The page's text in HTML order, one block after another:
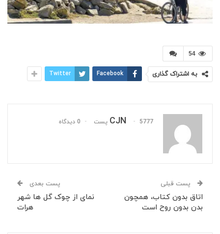
54
به اشتراک گذاری Facebook
Twitter
CJN 5777 پست 0 دیدگاه
پست قبلی
اتاق بدون کتاب، همچون
بدن بدون روح است
پست بعدی
نمای از چوک گل ها شهر
هرات